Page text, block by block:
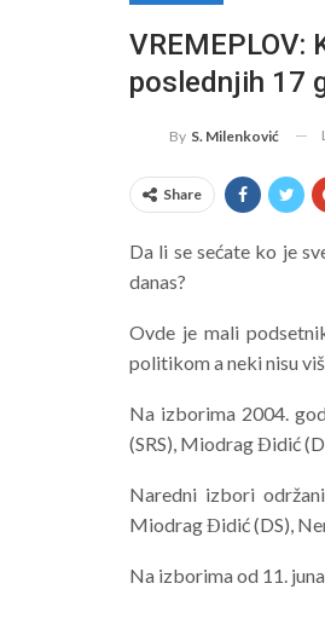
VREMEPLOV:
poslednjih 17
By S. Milenković
Share
Da li se sećate ko je
danas?
Ovde je mali
politikom a neki nisu
Na izborima 2004.
(SRS), Miodrag Đidić
Naredni izbori
Miodrag Đidić (DS),
Na izborima od 11.